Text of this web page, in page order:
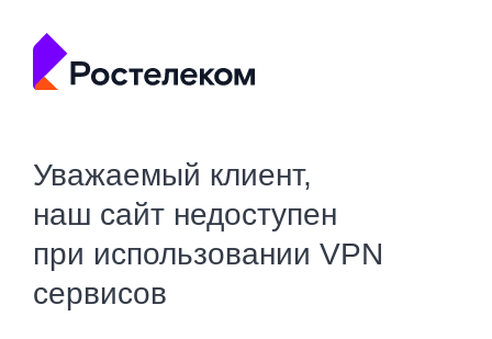
Уважаемый клиент,
наш сайт недоступен
при использовании VPN
сервисов